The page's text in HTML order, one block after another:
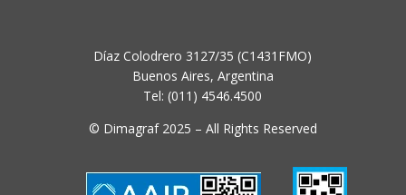
Díaz Colodrero 3127/35 (C1431FMO)
Buenos Aires, Argentina
Tel: (011) 4546.4500
© Dimagraf 2025 – All Rights Reserved